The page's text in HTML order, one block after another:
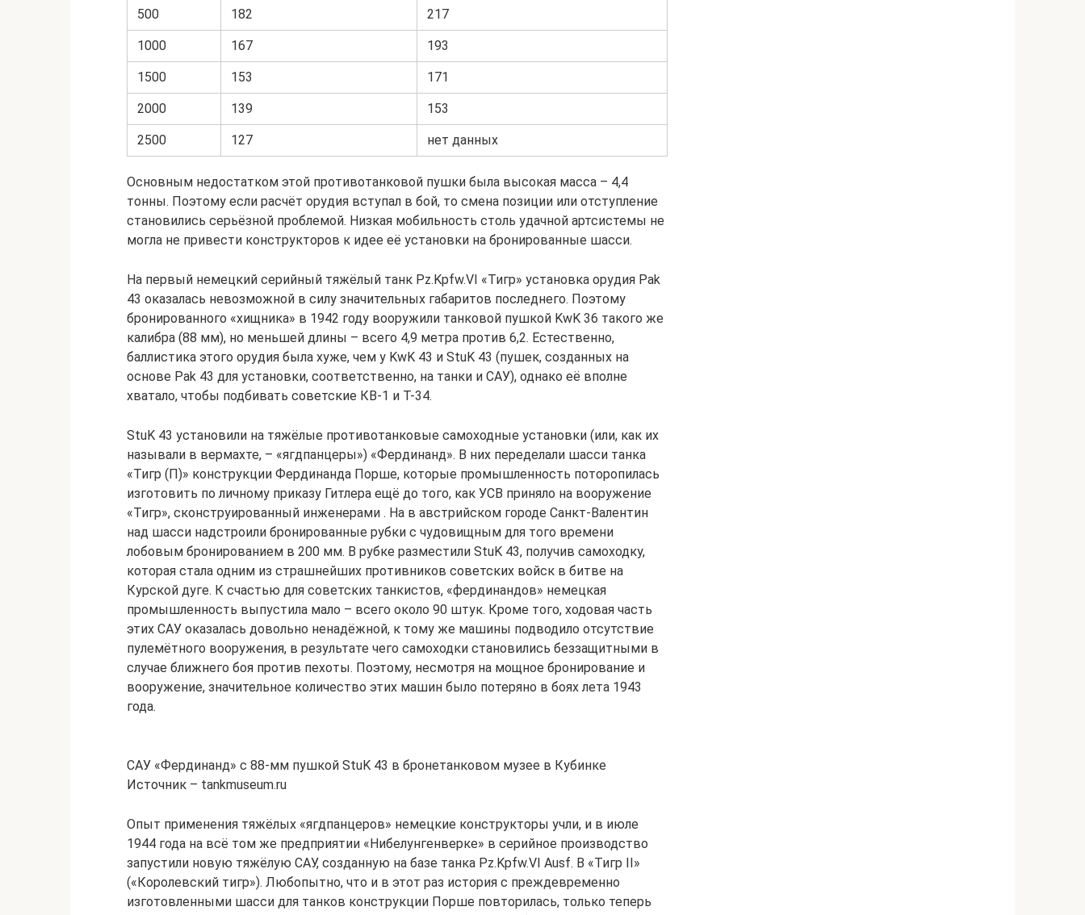
500 182 217
1000 167 193
1500 153 171
2000 139 153
2500 127 нет данных
Основным недостатком этой противотанковой пушки была высокая масса – 4,4
тонны. Поэтому если расчёт орудия вступал в бой, то смена позиции или отступление
становились серьёзной проблемой. Низкая мобильность столь удачной артсистемы не
могла не привести конструкторов к идее её установки на бронированные шасси.
На первый немецкий серийный тяжёлый танк Pz.Kpfw.VI «Тигр» установка орудия Pak
43 оказалась невозможной в силу значительных габаритов последнего. Поэтому
бронированного «хищника» в 1942 году вооружили танковой пушкой KwK 36 такого же
калибра (88 мм), но меньшей длины – всего 4,9 метра против 6,2. Естественно,
баллистика этого орудия была хуже, чем у KwK 43 и StuK 43 (пушек, созданных на
основе Pak 43 для установки, соответственно, на танки и САУ), однако её вполне
хватало, чтобы подбивать советские КВ-1 и Т-34.
StuK 43 установили на тяжёлые противотанковые самоходные установки (или, как их
называли в вермахте, – «ягдпанцеры») «Фердинанд». В них переделали шасси танка
«Тигр (П)» конструкции Фердинанда Порше, которые промышленность поторопилась
изготовить по личному приказу Гитлера ещё до того, как УСВ приняло на вооружение
«Тигр», сконструированный инженерами . На в австрийском городе Санкт-Валентин
над шасси надстроили бронированные рубки с чудовищным для того времени
лобовым бронированием в 200 мм. В рубке разместили StuK 43, получив самоходку,
которая стала одним из страшнейших противников советских войск в битве на
Курской дуге. К счастью для советских танкистов, «фердинандов» немецкая
промышленность выпустила мало – всего около 90 штук. Кроме того, ходовая часть
этих САУ оказалась довольно ненадёжной, к тому же машины подводило отсутствие
пулемётного вооружения, в результате чего самоходки становились беззащитными в
случае ближнего боя против пехоты. Поэтому, несмотря на мощное бронирование и
вооружение, значительное количество этих машин было потеряно в боях лета 1943
года.
САУ «Фердинанд» с 88-мм пушкой StuK 43 в бронетанковом музее в Кубинке
Источник – tankmuseum.ru
Опыт применения тяжёлых «ягдпанцеров» немецкие конструкторы учли, и в июле
1944 года на всё том же предприятии «Нибелунгенверке» в серийное производство
запустили новую тяжёлую САУ, созданную на базе танка Pz.Kpfw.VI Ausf. B «Тигр II»
(«Королевский тигр»). Любопытно, что и в этот раз история с преждевременно
изготовленными шасси для танков конструкции Порше повторилась, только теперь